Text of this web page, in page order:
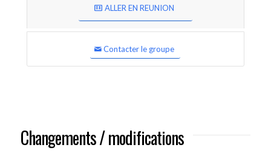
ALLER EN REUNION
Contacter le groupe
Changements / modifications